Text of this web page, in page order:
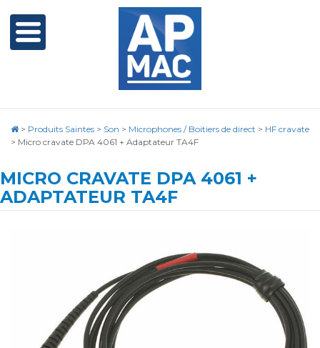
> Produits Saintes > Son > Microphones / Boitiers de direct > HF cravate
> Micro cravate DPA 4061 + Adaptateur TA4F
MICRO CRAVATE DPA 4061 +
ADAPTATEUR TA4F